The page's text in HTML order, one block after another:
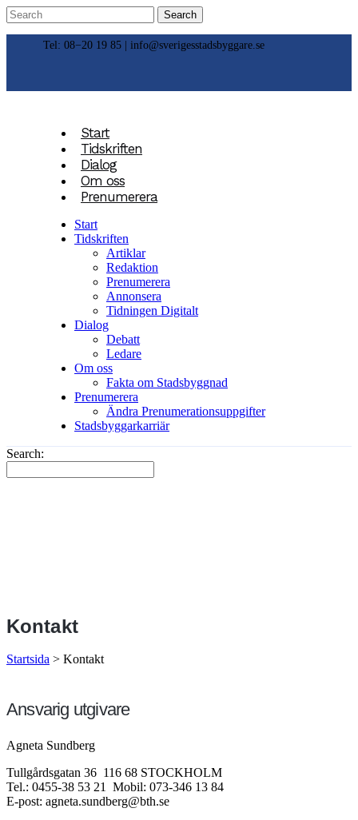
Tel: 08−20 19 85 | info@sverigesstadsbyggare.se
Start
Tidskriften
Dialog
Om oss
Prenumerera
Start
Tidskriften
Artiklar
Redaktion
Prenumerera
Annonsera
Tidningen Digitalt
Dialog
Debatt
Ledare
Om oss
Fakta om Stadsbyggnad
Prenumerera
Ändra Prenumerationsuppgifter
Stadsbyggarkarriär
Search:
Kontakt
Startsida > Kontakt
Ansvarig utgivare
Agneta Sundberg
Tullgårdsgatan 36 116 68 STOCKHOLM
Tel.: 0455-38 53 21 Mobil: 073-346 13 84
E-post: agneta.sundberg@bth.se